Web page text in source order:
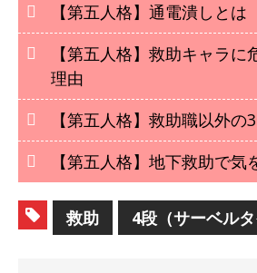
【第五人格】通電潰しとは
【第五人格】救助キャラ
理由
【第五人格】救助職以外の
【第五人格】地下救助で気
救助 4段（サーベルタ